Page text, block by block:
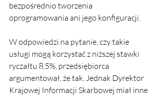
bezpośrednio tworzenia
oprogramowania ani jego konfiguracji.
W odpowiedzi na pytanie, czy takie
usługi mogą korzystać z niższej stawki
ryczałtu 8,5%, przedsiębiorca
argumentował, że tak. Jednak Dyrektor
Krajowej Informacji Skarbowej miał inne